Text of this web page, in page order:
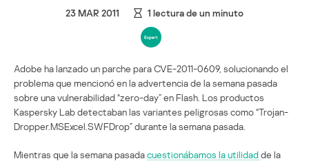
23 MAR 2011 1 lectura de un minuto
Adobe ha lanzado un parche para CVE-2011-0609, solucionando el
problema que mencionó en la advertencia de la semana pasada
sobre una vulnerabilidad “zero-day” en Flash. Los productos
Kaspersky Lab detectaban las variantes peligrosas como “Trojan-
Dropper.MSExcel.SWFDrop” durante la semana pasada.
Mientras que la semana pasadacuestionábamos la utilidadde la